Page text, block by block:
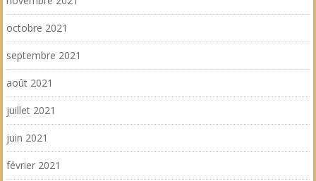
octobre 2021
septembre 2021
août 2021
juillet 2021
juin 2021
février 2021